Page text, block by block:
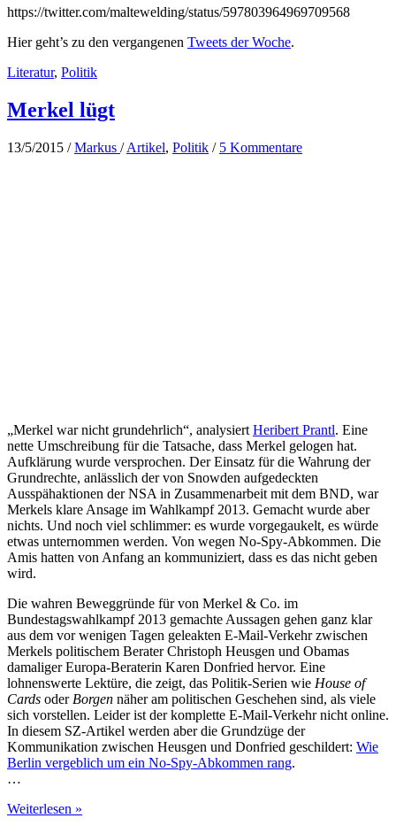
https://twitter.com/maltewelding/status/597803964969709568
Hier geht’s zu den vergangenen Tweets der Woche.
Literatur, Politik
Merkel lügt
13/5/2015 /Markus /Artikel, Politik / 5 Kommentare
„Merkel war nicht grundehrlich“, analysiert Heribert Prantl. Eine
nette Umschreibung für die Tatsache, dass Merkel gelogen hat.
Aufklärung wurde versprochen. Der Einsatz für die Wahrung der
Grundrechte, anlässlich der von Snowden aufgedeckten
Ausspähaktionen der NSA in Zusammenarbeit mit dem BND, war
Merkels klare Ansage im Wahlkampf 2013. Gemacht wurde aber
nichts. Und noch viel schlimmer: es wurde vorgegaukelt, es würde
etwas unternommen werden. Von wegen No-Spy-Abkommen. Die
Amis hatten von Anfang an kommuniziert, dass es das nicht geben
wird.
Die wahren Beweggründe für von Merkel & Co. im
Bundestagswahlkampf 2013 gemachte Aussagen gehen ganz klar
aus dem vor wenigen Tagen geleakten E-Mail-Verkehr zwischen
Merkels politischem Berater Christoph Heusgen und Obamas
damaliger Europa-Beraterin Karen Donfried hervor. Eine
lohnenswerte Lektüre, die zeigt, das Politik-Serien wie House of
Cards oder Borgen näher am politischen Geschehen sind, als viele
sich vorstellen. Leider ist der komplette E-Mail-Verkehr nicht online.
In diesem SZ-Artikel werden aber die Grundzüge der
Kommunikation zwischen Heusgen und Donfried geschildert: Wie
Berlin vergeblich um ein No-Spy-Abkommen rang.
…
Merkel
Weiterlesen »